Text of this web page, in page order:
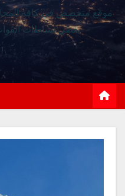
موقع متخصص في كافة
يغطي نشاطات القوات